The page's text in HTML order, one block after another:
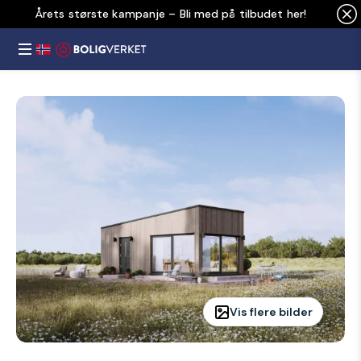
Årets største kampanje – Bli med på tilbudet her!
Vis flere bilder